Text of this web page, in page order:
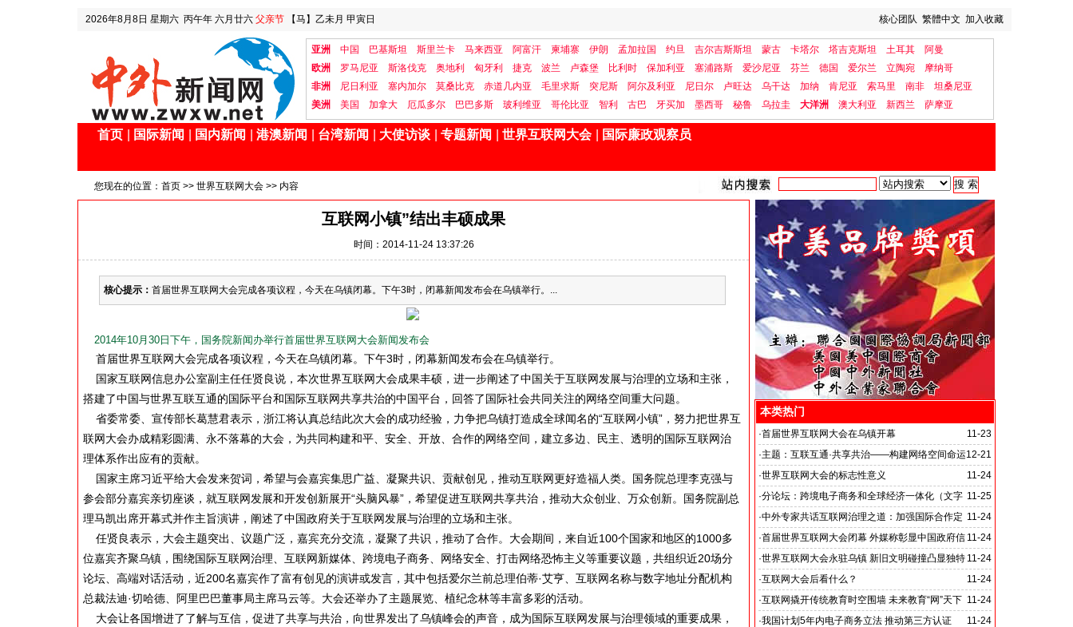
核心团队 繁體中文 加入收藏
2026年8月8日 星期六 丙午年 六月廿六 父亲节 【马】乙未月 甲寅日
亚洲 中国 巴基斯坦 斯里兰卡 马来西亚 阿富汗 柬埔寨 伊朗 孟加拉国 约旦 吉尔吉斯斯坦 蒙古 卡塔尔 塔吉克斯坦 土耳其
阿曼
欧洲
罗马尼亚 斯洛伐克 奥地利 匈牙利 捷克 波兰 卢森堡 比利时 保加利亚 塞浦路斯 爱沙尼亚 芬兰 德国 爱尔兰 立陶宛
摩纳哥
非洲
尼日利亚 塞内加尔 莫桑比克 赤道几内亚 毛里求斯 突尼斯 阿尔及利亚 尼日尔 卢旺达 乌干达 加纳 肯尼亚 索马里 南非
坦桑尼亚
美洲
美国 加拿大 厄瓜多尔 巴巴多斯 玻利维亚 哥伦比亚 智利 古巴 牙买加 墨西哥 秘鲁 乌拉圭 大洋洲 澳大利亚 新西兰 萨摩亚
首页 国际新闻 国内新闻 港澳新闻 台湾新闻 大使访谈 专题新闻 世界互联网大会 国际廉政观察员
您现在的位置： 首页 >> 世界互联网大会 >> 内容
互联网小镇”结出丰硕成果
时间：2014-11-24 13:37:26
核心提示： 首届世界互联网大会完成各项议程，今天在乌镇闭幕。下午3时，闭幕新闻发布会在乌镇举行。...
2014年10月30日下午，国务院新闻办举行首届世界互联网大会新闻发布会
首届世界互联网大会完成各项议程，今天在乌镇闭幕。下午3时，闭幕新闻发布会在乌镇举行。
国家互联网信息办公室副主任任贤良说，本次世界互联网大会成果丰硕，进一步阐述了中国关于互联网发展与治理的立场和主张，
搭建了中国与世界互联互通的国际平台和国际互联网共享共治的中国平台，回答了国际社会共同关注的网络空间重大问题。
省委常委、宣传部长葛慧君表示，浙江将认真总结此次大会的成功经验，力争把乌镇打造成全球闻名的“互联网小镇”，努力把世界互
联网大会办成精彩圆满、永不落幕的大会，为共同构建和平、安全、开放、合作的网络空间，建立多边、民主、透明的国际互联网治
理体系作出应有的贡献。
国家主席习近平给大会发来贺词，希望与会嘉宾集思广益、凝聚共识、贡献创见，推动互联网更好造福人类。国务院总理李克强与
参会部分嘉宾亲切座谈，就互联网发展和开发创新展开“头脑风暴”，希望促进互联网共享共治，推动大众创业、万众创新。国务院副总
理马凯出席开幕式并作主旨演讲，阐述了中国政府关于互联网发展与治理的立场和主张。
任贤良表示，大会主题突出、议题广泛，嘉宾充分交流，凝聚了共识，推动了合作。大会期间，来自近100个国家和地区的1000多
位嘉宾齐聚乌镇，围绕国际互联网治理、互联网新媒体、跨境电子商务、网络安全、打击网络恐怖主义等重要议题，共组织近20场分
论坛、高端对话活动，近200名嘉宾作了富有创见的演讲或发言，其中包括爱尔兰前总理伯蒂·艾亨、互联网名称与数字地址分配机构
总裁法迪·切哈德、阿里巴巴董事局主席马云等。大会还举办了主题展览、植纪念林等丰富多彩的活动。
大会让各国增进了了解与互信，促进了共享与共治，向世界发出了乌镇峰会的声音，成为国际互联网发展与治理领域的重要成果，
本类热门
11-23
·首届世界互联网大会在乌镇开幕
12-21
·主题：互联互通·共享共治——构建网络空间命运
共同体
11-24
·世界互联网大会的标志性意义
11-25
·分论坛：跨境电子商务和全球经济一体化（文字
实录）
11-24
·中外专家共话互联网治理之道：加强国际合作定
一个规则
11-24
·首届世界互联网大会闭幕 外媒称彰显中国政府信
心
11-24
·世界互联网大会永驻乌镇 新旧文明碰撞凸显独特
价值
11-24
·互联网大会后看什么？
11-24
·互联网撬开传统教育时空围墙 未来教育“网”天下
11-24
·我国计划5年内电子商务立法 推动第三方认证